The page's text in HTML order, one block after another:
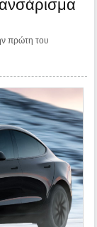
πρώτη του